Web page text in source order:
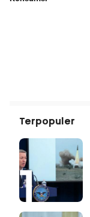
Terpopuler